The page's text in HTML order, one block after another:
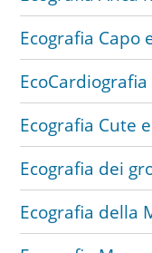
Ecografia Capo
EcoCardiografia
Ecografia Cute
Ecografia dei
Ecografia della